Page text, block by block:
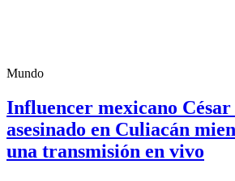
Mundo
Influencer mexicano
asesinado en Culiacán
una transmisión en vivo